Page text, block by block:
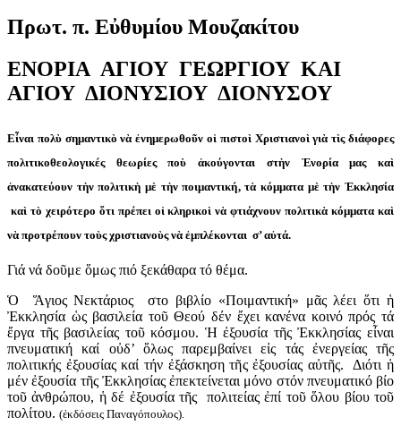
Πρωτ. π. Εὐθυμίου Μουζακίτου
ΕΝΟΡΙΑ ΑΓΙΟΥ ΓΕΩΡΓΙΟΥ ΚΑΙ
ΑΓΙΟΥ ΔΙΟΝΥΣΙΟΥ ΔΙΟΝΥΣΟΥ
Εἶναι πολὺ σημαντικὸ νὰ ἐνημερωθοῦν οἱ πιστοὶ Χριστιανοὶ γιὰ τὶς διάφορες
πολιτικοθεολογικές θεωρίες ποὺ ἀκούγονται στὴν Ἐνορία μας καὶ
ἀνακατεύουν τὴν πολιτικὴ μὲ τὴν ποιμαντική, τὰ κόμματα μὲ τὴν Ἐκκλησία
καὶ τὸ χειρότερο ὅτι πρέπει οἱ κληρικοὶ νὰ φτιάχνουν πολιτικὰ κόμματα καὶ
νὰ προτρέπουν τοὺς χριστιανοὺς νὰ ἐμπλέκονται σ’ αὐτά.
Γιά νά δοῦμε ὅμως πιό ξεκάθαρα τό θέμα.
Ὁ Ἅγιος Νεκτάριος στο βιβλίο «Ποιμαντική» μᾶς λέει ὅτι ἡ
Ἐκκλησία ὡς βασιλεία τοῦ Θεού δέν ἔχει κανένα κοινό πρός τά
ἔργα τῆς βασιλείας τοῦ κόσμου. Ἡ ἐξουσία τῆς Ἐκκλησίας εἶναι
πνευματική καί οὐδ’ ὅλως παρεμβαίνει εἰς τάς ἐνεργείας τῆς
πολιτικής ἐξουσίας καί τήν ἐξάσκηση τῆς ἐξουσίας αὐτῆς. Διότι ἡ
μέν ἐξουσία τῆς Ἐκκλησίας ἐπεκτείνεται μόνο στόν πνευματικό βίο
τοῦ ἀνθρώπου, ἡ δέ ἐξουσία τῆς πολιτείας ἐπί τοῦ ὅλου βίου τοῦ
πολίτου. (ἐκδόσεις Παναγόπουλος).